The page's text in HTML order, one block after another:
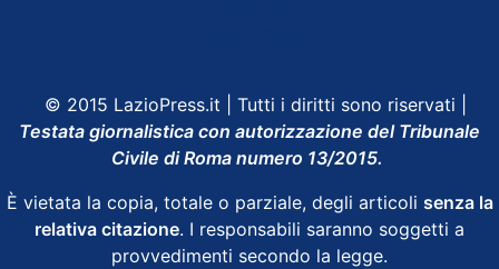
© 2015 LazioPress.it | Tutti i diritti sono riservati |
Testata giornalistica con autorizzazione del Tribunale
Civile di Roma numero 13/2015.
È vietata la copia, totale o parziale, degli articoli senza la
relativa citazione. I responsabili saranno soggetti a
provvedimenti secondo la legge.